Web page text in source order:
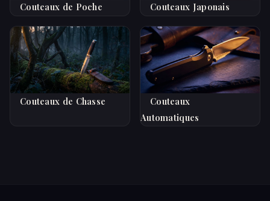
Couteaux de Poche Couteaux Japonais
Couteaux de Chasse
Couteaux
Automatiques